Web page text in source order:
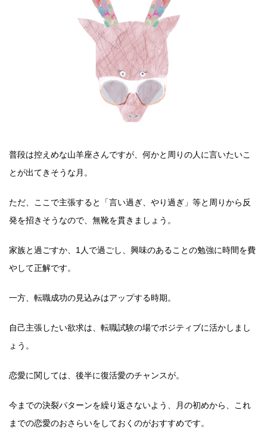
普段は控えめな山羊座さんですが、何かと周りの人に言いたいこ
とが出てきそうな月。
ただ、ここで主張すると「言い過ぎ、やり過ぎ」等と周りから反
発を招きそうなので、無靴を貫きましょう。
家族と過ごすか、1人で過ごし、興味のあることの勉強に時間を費
やして正解です。
一方、転職成功の見込みはアップする時期。
自己主張したい欲求は、転職試験の場でポジティブに活かしまし
ょう。
恋愛に関しては、後半に復活愛のチャンスが。
今までの決裂パターンを繰り返さないよう、月の初めから、これ
までの恋愛のおさらいをしておくのがおすすめです。